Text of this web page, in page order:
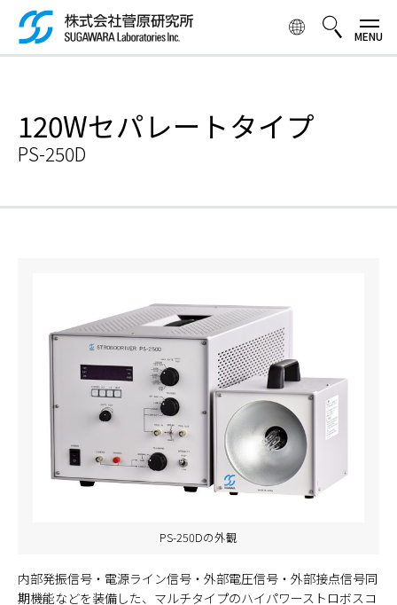
メ
イ
動
120Wセパレートタイプ
PS-250D
PS-250Dの外観
内部発振信号・電源ライン信号・外部電圧信号・外部接点信号同
期機能などを装備した、マルチタイプのハイパワーストロボスコ